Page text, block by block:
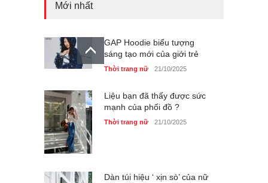
Mới nhất
GAP Hoodie biểu tượng
sáng tạo mới của giới trẻ
Thời trang nữ 21/10/2025
Liệu bạn đã thấy được sức
mạnh của phối đồ ?
Thời trang nữ 21/10/2025
Dàn túi hiệu ‘ xịn sò’ của nữ